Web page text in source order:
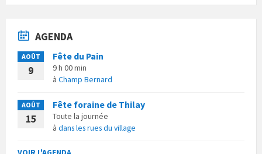
AGENDA
AOÛT
9
Fête du Pain
9 h 00 min
à Champ Bernard
AOÛT
15
Fête foraine de Thilay
Toute la journée
à dans les rues du village